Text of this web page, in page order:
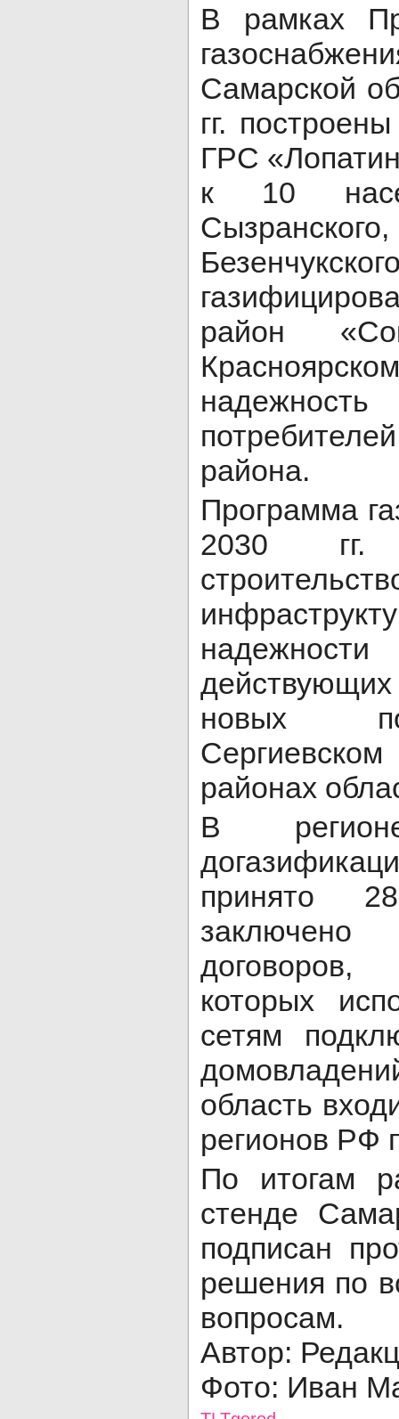
В рамках
Самарской
гг.
ГРС
к 10
район
района.
Программа
2030 гг.
новых
районах
В
принято
которых
сетям
область
регионов РФ
По итогам
стенде
подписан
решения по
вопросам.
Автор:
Фото: Иван